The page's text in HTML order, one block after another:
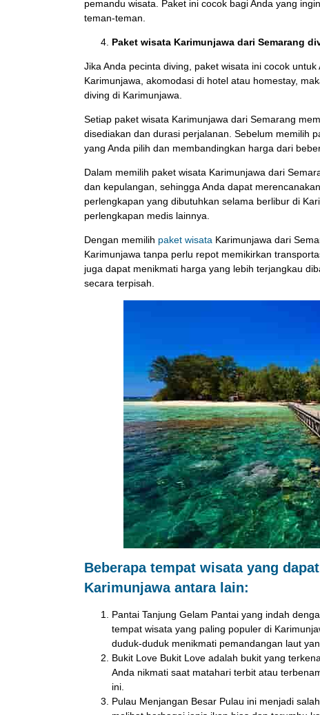
pemandu wisata. Paket ini cocok bagi Anda yang
teman-teman.
Paket wisata Karimunjawa dari Semarang
Jika Anda pecinta diving, paket wisata ini cocok
Karimunjawa, akomodasi di hotel atau homestay,
diving di Karimunjawa.
Setiap paket wisata Karimunjawa dari Semarang
disediakan dan durasi perjalanan. Sebelum memilih
yang Anda pilih dan membandingkan harga dari
Dalam memilih paket wisata Karimunjawa dari
dan kepulangan, sehingga Anda dapat
perlengkapan yang dibutuhkan selama berlibur di
perlengkapan medis lainnya.
Dengan memilih paket wisata Karimunjawa dari
Karimunjawa tanpa perlu repot memikirkan
juga dapat menikmati harga yang lebih terjangkau
secara terpisah.
Beberapa tempat wisata yang
Karimunjawa antara lain:
Pantai Tanjung Gelam Pantai yang indah
tempat wisata yang paling populer di
duduk-duduk menikmati pemandangan laut
Bukit Love Bukit Love adalah bukit yang
Anda nikmati saat matahari terbit atau
ini.
Pulau Menjangan Besar Pulau ini menjadi